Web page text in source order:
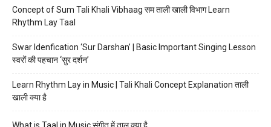
Concept of Sum Tali Khali Vibhaag सम ताली खाली विभाग Learn
Rhythm Lay Taal
Swar Idenfication ‘Sur Darshan’ | Basic Important Singing Lesson
स्वरों की पहचान ‘सुर दर्शन’
Learn Rhythm Lay in Music | Tali Khali Concept Explanation ताली
खाली क्या है